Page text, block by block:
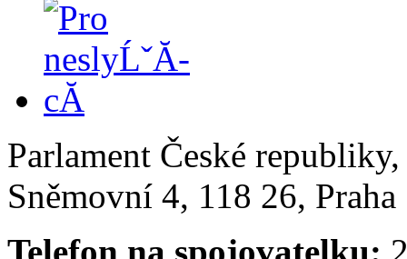
Parlament České
Sněmovní 4, 118 26,
Telefon na spojovatelku: